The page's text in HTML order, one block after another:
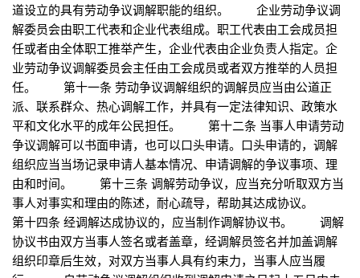
道设立的具有劳动争议调解职能的组织。 企业劳动争议调
解委员会由职工代表和企业代表组成。职工代表由工会成员担
任或者由全体职工推举产生，企业代表由企业负责人指定。企
业劳动争议调解委员会主任由工会成员或者双方推举的人员担
任。 第十一条 劳动争议调解组织的调解员应当由公道正
派、联系群众、热心调解工作，并具有一定法律知识、政策水
平和文化水平的成年公民担任。 第十二条 当事人申请劳动
争议调解可以书面申请，也可以口头申请。口头申请的，调解
组织应当当场记录申请人基本情况、申请调解的争议事项、理
由和时间。 第十三条 调解劳动争议，应当充分听取双方当
事人对事实和理由的陈述，耐心疏导，帮助其达成协议。
第十四条 经调解达成协议的，应当制作调解协议书。 调解
协议书由双方当事人签名或者盖章，经调解员签名并加盖调解
组织印章后生效，对双方当事人具有约束力，当事人应当履